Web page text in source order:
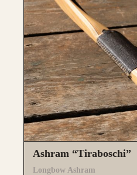
Ashram “Tiraboschi”
Longbow Ashram